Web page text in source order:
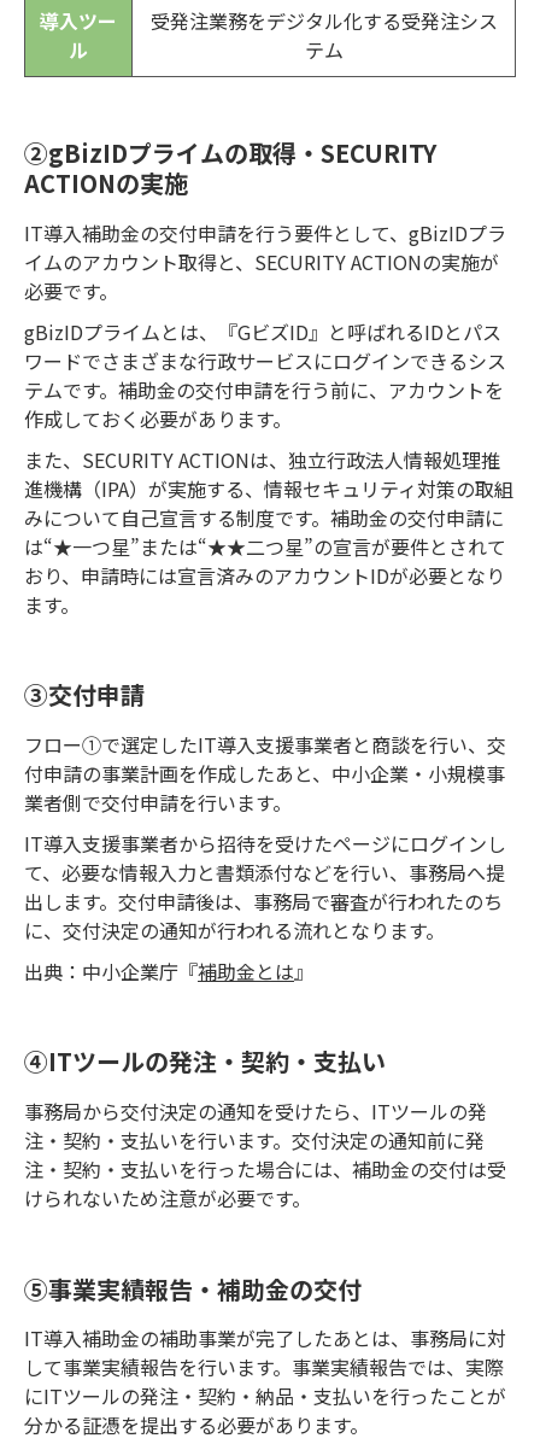
導入ツー
ル
受発注業務をデジタル化する受発注シス
テム
②gBizIDプライムの取得・SECURITY
ACTIONの実施
IT導入補助金の交付申請を行う要件として、gBizIDプラ
イムのアカウント取得と、SECURITY ACTIONの実施が
必要です。
gBizIDプライムとは、『GビズID』と呼ばれるIDとパス
ワードでさまざまな行政サービスにログインできるシス
テムです。補助金の交付申請を行う前に、アカウントを
作成しておく必要があります。
また、SECURITY ACTIONは、独立行政法人情報処理推
進機構（IPA）が実施する、情報セキュリティ対策の取組
みについて自己宣言する制度です。補助金の交付申請に
は“★一つ星”または“★★二つ星”の宣言が要件とされて
おり、申請時には宣言済みのアカウントIDが必要となり
ます。
③交付申請
フロー①で選定したIT導入支援事業者と商談を行い、交
付申請の事業計画を作成したあと、中小企業・小規模事
業者側で交付申請を行います。
IT導入支援事業者から招待を受けたページにログインし
て、必要な情報入力と書類添付などを行い、事務局へ提
出します。交付申請後は、事務局で審査が行われたのち
に、交付決定の通知が行われる流れとなります。
出典：中小企業庁『補助金とは』
④ITツールの発注・契約・支払い
事務局から交付決定の通知を受けたら、ITツールの発
注・契約・支払いを行います。交付決定の通知前に発
注・契約・支払いを行った場合には、補助金の交付は受
けられないため注意が必要です。
⑤事業実績報告・補助金の交付
IT導入補助金の補助事業が完了したあとは、事務局に対
して事業実績報告を行います。事業実績報告では、実際
にITツールの発注・契約・納品・支払いを行ったことが
分かる証憑を提出する必要があります。